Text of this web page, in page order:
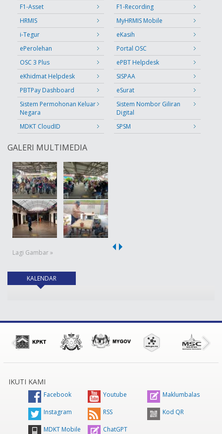
F1-Asset
F1-Recording
HRMIS
MyHRMIS Mobile
i-Tegur
eKasih
ePerolehan
Portal OSC
OSC 3 Plus
ePBT Helpdesk
eKhidmat Helpdesk
SISPAA
PBTPay Dashboard
eSurat
Sistem Permohonan Keluar
Negara
Sistem Nombor Giliran
Digital
MDKT CloudID
SPSM
GALERI MULTIMEDIA
Lagi Gambar »
KALENDAR(tab aktif)
IKUTI KAMI
Facebook Youtube Maklumbalas
Instagram RSS Kod QR
MDKT Mobile ChatGPT